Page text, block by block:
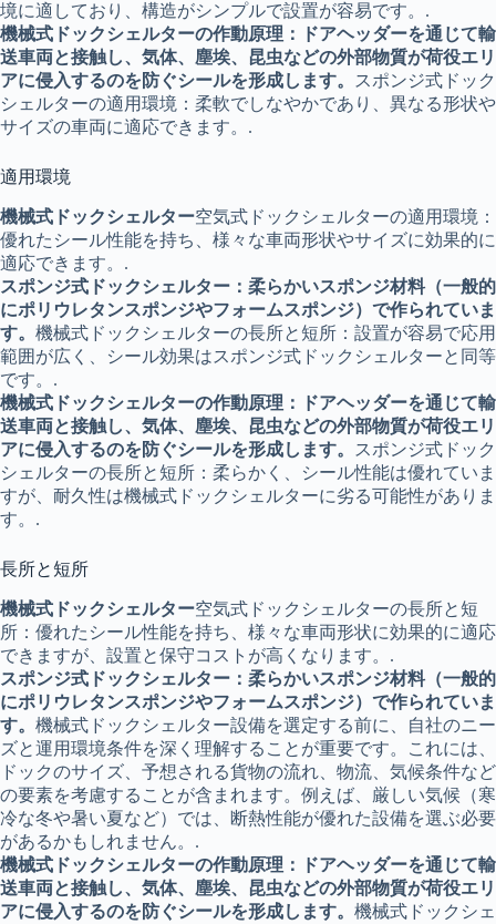
境に適しており、構造がシンプルで設置が容易です。.
機械式ドックシェルターの作動原理：ドアヘッダーを通じて輸
送車両と接触し、気体、塵埃、昆虫などの外部物質が荷役エリ
アに侵入するのを防ぐシールを形成します。
スポンジ式ドック
シェルターの適用環境：柔軟でしなやかであり、異なる形状や
サイズの車両に適応できます。.
適用環境
機械式ドックシェルター空気式ドックシェルターの適用環境：
優れたシール性能を持ち、様々な車両形状やサイズに効果的に
適応できます。.
スポンジ式ドックシェルター：柔らかいスポンジ材料（一般的
にポリウレタンスポンジやフォームスポンジ）で作られていま
す。 機械式ドックシェルターの長所と短所：設置が容易で応用
範囲が広く、シール効果はスポンジ式ドックシェルターと同等
です。.
機械式ドックシェルターの作動原理：ドアヘッダーを通じて輸
送車両と接触し、気体、塵埃、昆虫などの外部物質が荷役エリ
アに侵入するのを防ぐシールを形成します。
スポンジ式ドック
シェルターの長所と短所：柔らかく、シール性能は優れていま
すが、耐久性は機械式ドックシェルターに劣る可能性がありま
す。.
長所と短所
機械式ドックシェルター空気式ドックシェルターの長所と短
所：優れたシール性能を持ち、様々な車両形状に効果的に適応
できますが、設置と保守コストが高くなります。.
スポンジ式ドックシェルター：柔らかいスポンジ材料（一般的
にポリウレタンスポンジやフォームスポンジ）で作られていま
す。 機械式ドックシェルター設備を選定する前に、自社のニー
ズと運用環境条件を深く理解することが重要です。これには、
ドックのサイズ、予想される貨物の流れ、物流、気候条件など
の要素を考慮することが含まれます。例えば、厳しい気候（寒
冷な冬や暑い夏など）では、断熱性能が優れた設備を選ぶ必要
があるかもしれません。.
機械式ドックシェルターの作動原理：ドアヘッダーを通じて輸
送車両と接触し、気体、塵埃、昆虫などの外部物質が荷役エリ
アに侵入するのを防ぐシールを形成します。 機械式ドックシェ